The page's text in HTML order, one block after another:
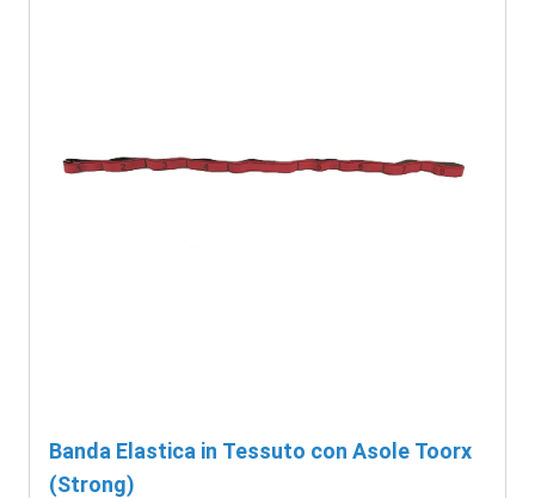
Banda Elastica in Tessuto con Asole Toorx
(Strong)